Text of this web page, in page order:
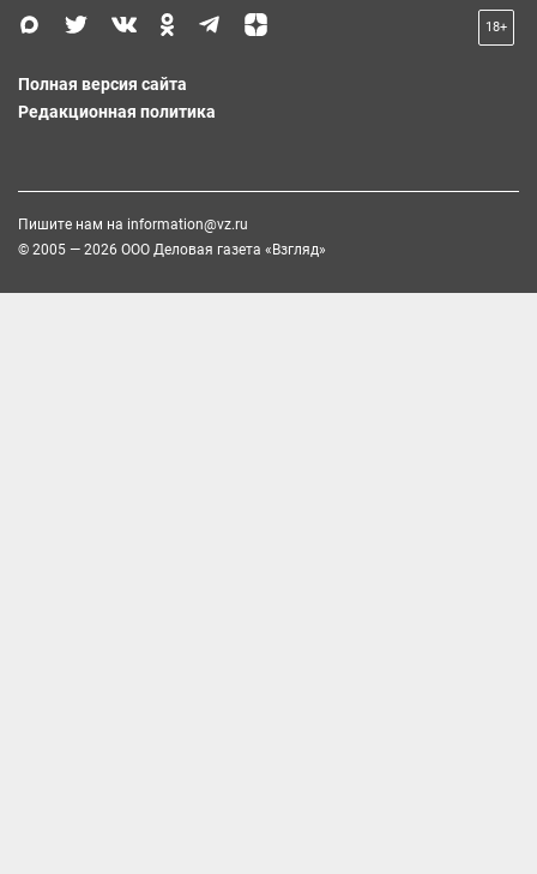
18+
Полная версия сайта
Редакционная политика
Пишите нам на information@vz.ru
© 2005 — 2026 ООО Деловая газета «Взгляд»